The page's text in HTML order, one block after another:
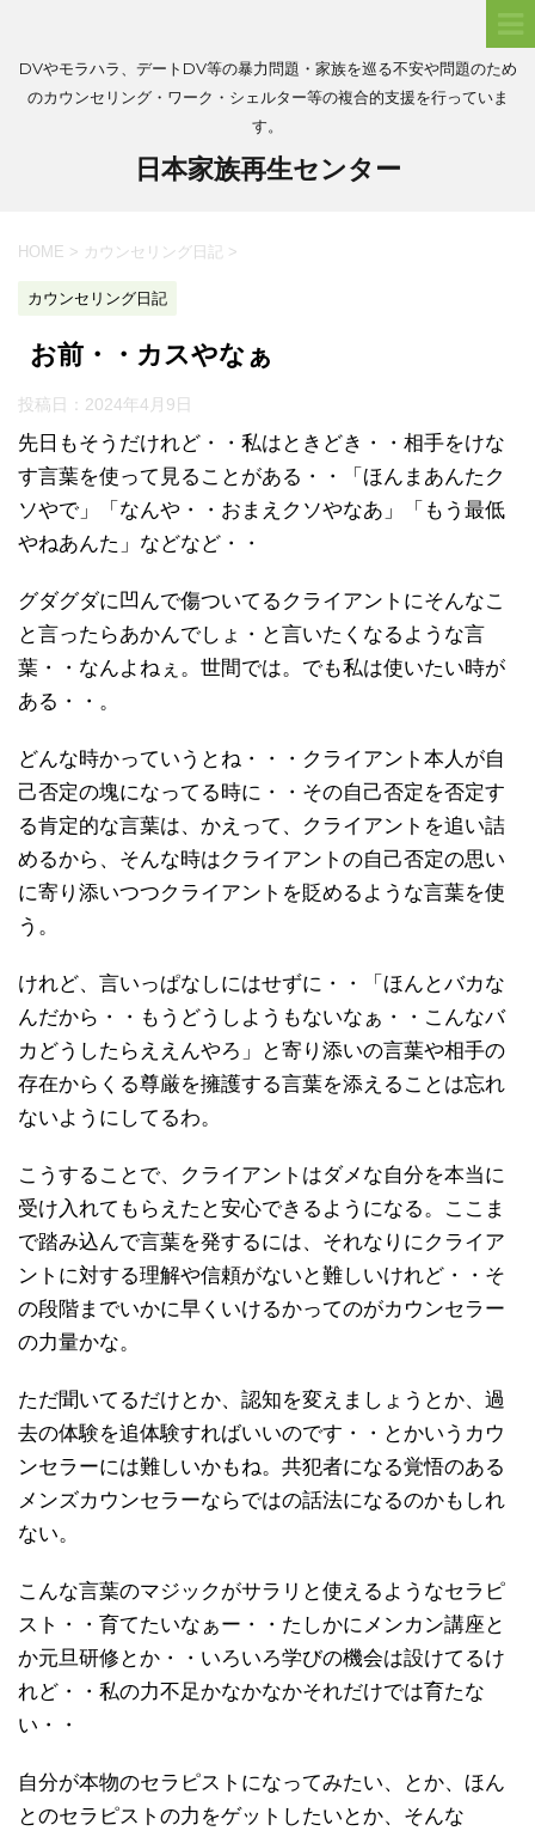
DVやモラハラ、デートDV等の暴力問題・家族を巡る不安や問題のため
のカウンセリング・ワーク・シェルター等の複合的支援を行っていま
す。
日本家族再生センター
HOME > カウンセリング日記 >
カウンセリング日記
お前・・カスやなぁ
投稿日： 2024年4月9日
先日もそうだけれど・・私はときどき・・相手をけな
す言葉を使って見ることがある・・「ほんまあんたク
ソやで」「なんや・・おまえクソやなあ」「もう最低
やねあんた」などなど・・
グダグダに凹んで傷ついてるクライアントにそんなこ
と言ったらあかんでしょ・と言いたくなるような言
葉・・なんよねぇ。世間では。でも私は使いたい時が
ある・・。
どんな時かっていうとね・・・クライアント本人が自
己否定の塊になってる時に・・その自己否定を否定す
る肯定的な言葉は、かえって、クライアントを追い詰
めるから、そんな時はクライアントの自己否定の思い
に寄り添いつつクライアントを貶めるような言葉を使
う。
けれど、言いっぱなしにはせずに・・「ほんとバカな
んだから・・もうどうしようもないなぁ・・こんなバ
カどうしたらええんやろ」と寄り添いの言葉や相手の
存在からくる尊厳を擁護する言葉を添えることは忘れ
ないようにしてるわ。
こうすることで、クライアントはダメな自分を本当に
受け入れてもらえたと安心できるようになる。ここま
で踏み込んで言葉を発するには、それなりにクライア
ントに対する理解や信頼がないと難しいけれど・・そ
の段階までいかに早くいけるかってのがカウンセラー
の力量かな。
ただ聞いてるだけとか、認知を変えましょうとか、過
去の体験を追体験すればいいのです・・とかいうカウ
ンセラーには難しいかもね。共犯者になる覚悟のある
メンズカウンセラーならではの話法になるのかもしれ
ない。
こんな言葉のマジックがサラリと使えるようなセラピ
スト・・育てたいなぁー・・たしかにメンカン講座と
か元旦研修とか・・いろいろ学びの機会は設けてるけ
れど・・私の力不足かなかなかそれだけでは育たな
い・・
自分が本物のセラピストになってみたい、とか、ほん
とのセラピストの力をゲットしたいとか、そんな